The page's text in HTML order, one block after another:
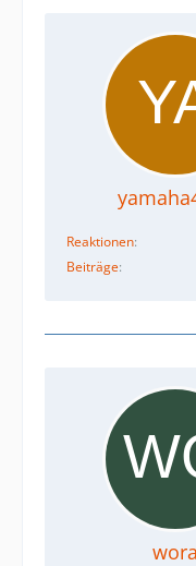
Reaktionen
Beiträge
wora